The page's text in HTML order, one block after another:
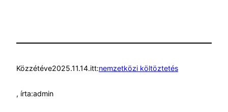
Közzétéve2025.11.14.itt:nemzetközi költöztetés
, írta:admin